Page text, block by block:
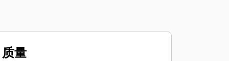
质量